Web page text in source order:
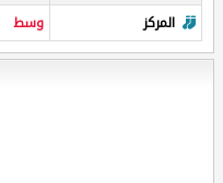
المركز
وسط